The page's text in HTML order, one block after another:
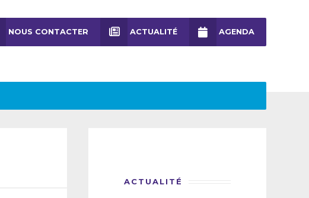
NOUS CONTACTER ACTUALITÉ AGENDA
ACTUALITÉ